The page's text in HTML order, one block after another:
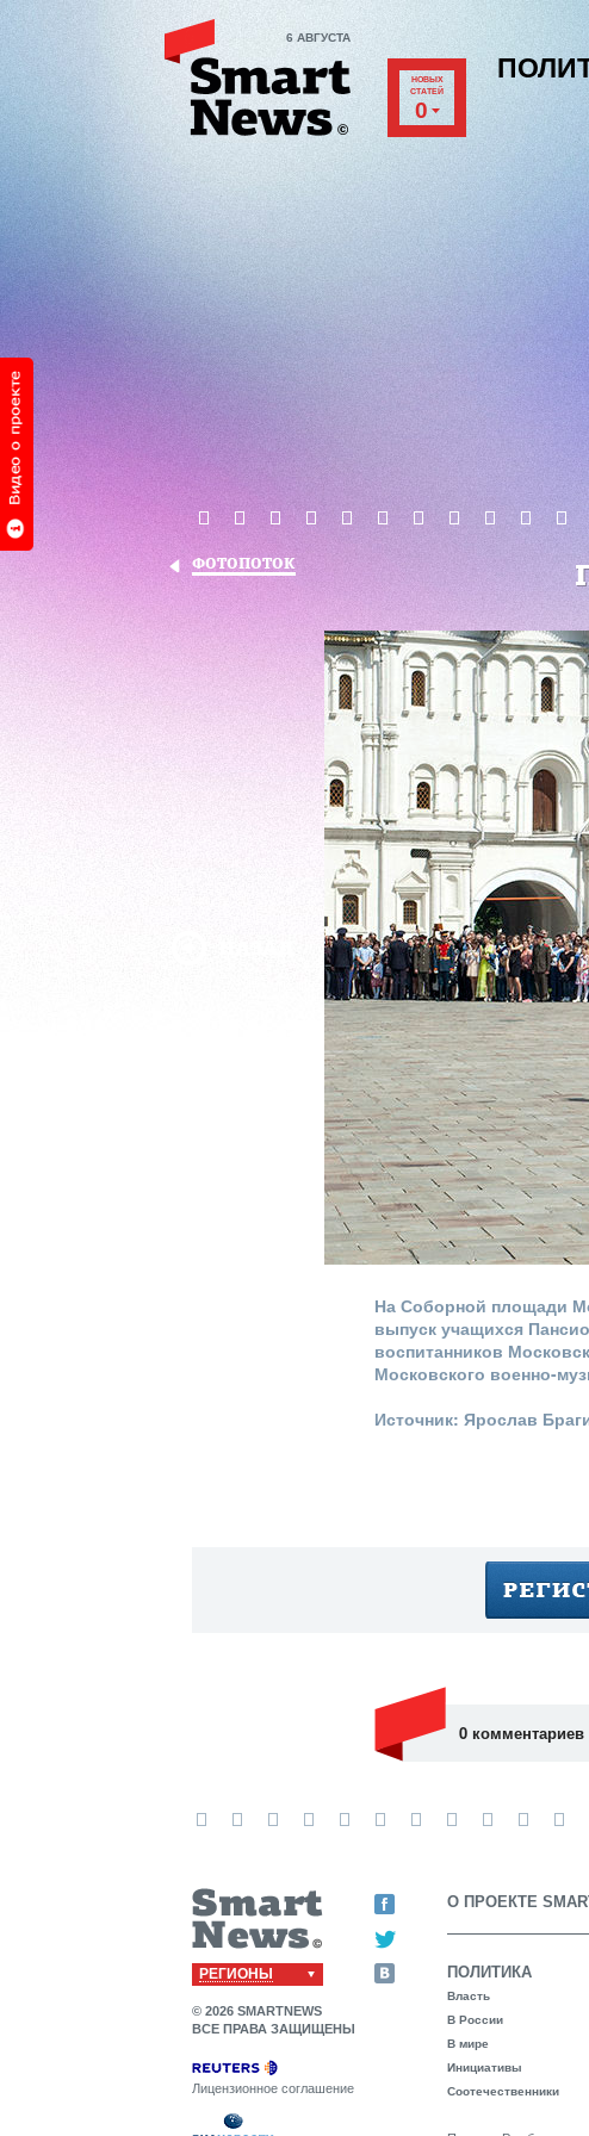
6 АВГУСТА
НОВЫХ
СТАТЕЙ
0
ФОТОПОТОК
На Соборной площади
выпуск учащихся
воспитанников
Московского военно-
Источник: Ярослав
0 комментариев
РЕГИОНЫ
© 2026 SMARTNEWS
ВСЕ ПРАВА ЗАЩИЩЕНЫ
Лицензионное соглашение
О ПРОЕКТЕ
ПОЛИТИКА
Власть
В России
В мире
Инициативы
Соотечественники